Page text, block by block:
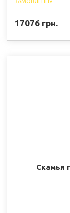
17076 грн.
Скамья